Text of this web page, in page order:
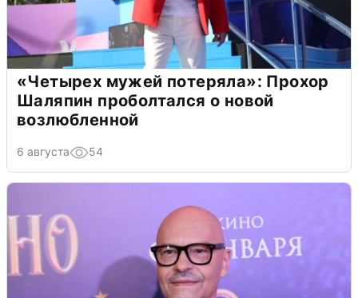
«Четырех мужей потеряла»: Прохор
Шаляпин проболтался о новой
возлюбленной
6 августа 54